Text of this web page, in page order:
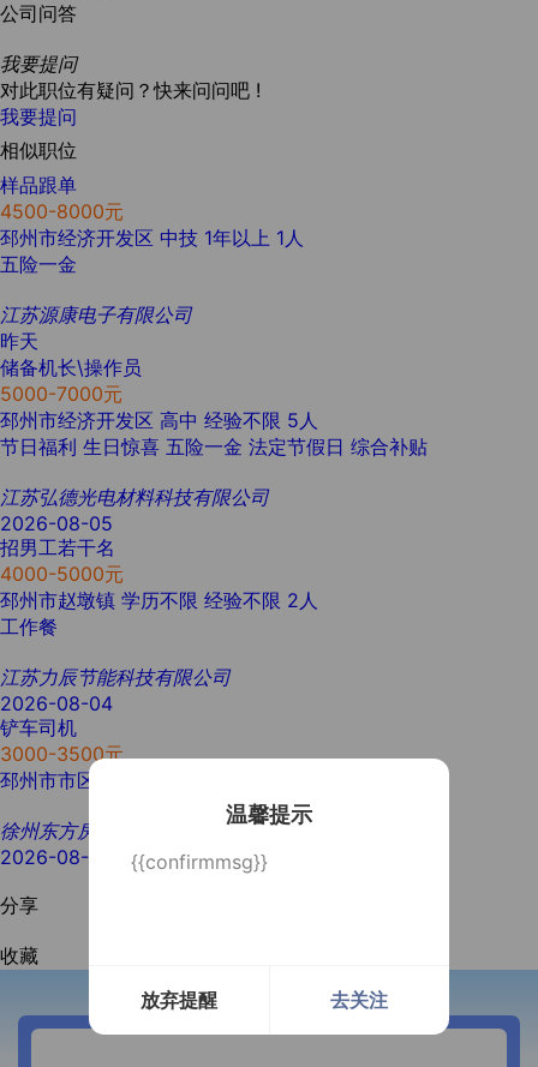
公司问答
我要提问
对此职位有疑问？快来问问吧 !
我要提问
相似职位
样品跟单
4500-8000元
邳州市经济开发区 中技 1年以上 1人
五险一金
江苏源康电子有限公司
昨天
储备机长\操作员
5000-7000元
邳州市经济开发区 高中 经验不限 5人
节日福利 生日惊喜 五险一金 法定节假日 综合补贴
江苏弘德光电材料科技有限公司
2026-08-05
招男工若干名
4000-5000元
邳州市赵墩镇 学历不限 经验不限 2人
工作餐
江苏力辰节能科技有限公司
2026-08-04
铲车司机
3000-3500元
邳州市市区
徐州东方房地产集团有限公司
2026-08-04
分享
收藏
温馨提示
{{confirmmsg}}
放弃提醒 去关注